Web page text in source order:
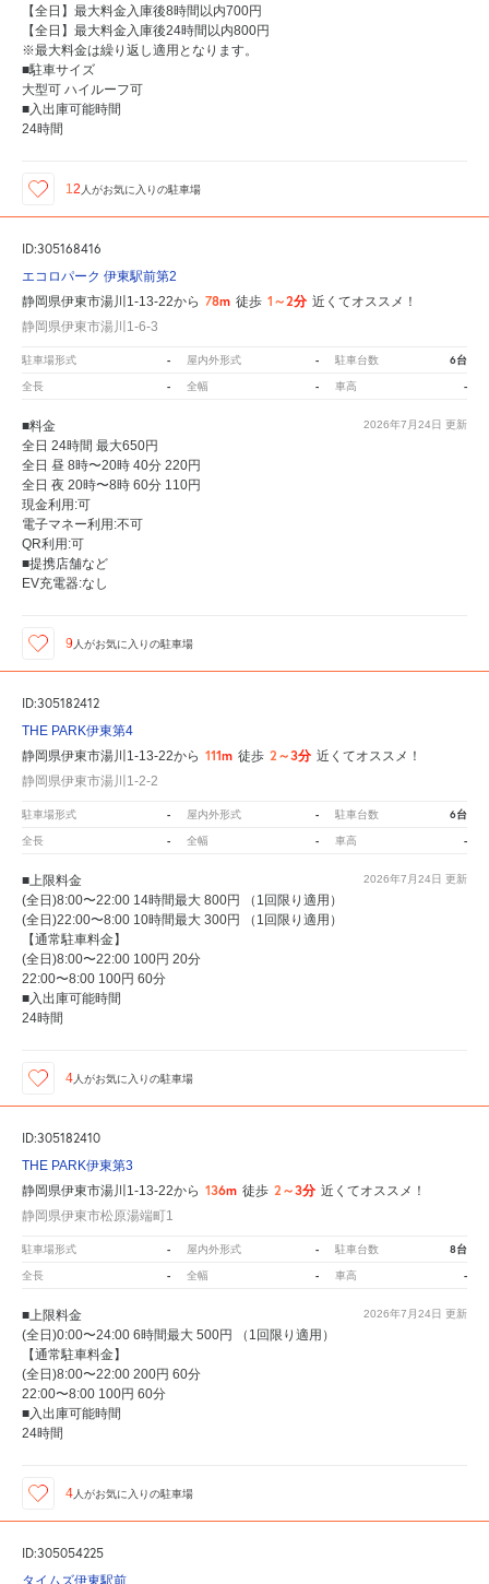
【全日】最大料金入庫後8時間以内700円
【全日】最大料金入庫後24時間以内800円
※最大料金は繰り返し適用となります。
■駐車サイズ
大型可 ハイルーフ可
■入出庫可能時間
24時間
12 人がお気に入りの駐車場
ID:305168416
エコロパーク 伊東駅前第2
静岡県伊東市湯川1-13-22から 78m 徒歩 1～2分 近くてオススメ！
静岡県伊東市湯川1-6-3
駐車場形式 - 屋内外形式 - 駐車台数 6台
全長 - 全幅 - 車高 -
2026年7月24日 更新
■料金
全日 24時間 最大650円
全日 昼 8時〜20時 40分 220円
全日 夜 20時〜8時 60分 110円
現金利用:可
電子マネー利用:不可
QR利用:可
■提携店舗など
EV充電器:なし
9 人がお気に入りの駐車場
ID:305182412
THE PARK伊東第4
静岡県伊東市湯川1-13-22から 111m 徒歩 2～3分 近くてオススメ！
静岡県伊東市湯川1-2-2
駐車場形式 - 屋内外形式 - 駐車台数 6台
全長 - 全幅 - 車高 -
2026年7月24日 更新
■上限料金
(全日)8:00〜22:00 14時間最大 800円 （1回限り適用）
(全日)22:00〜8:00 10時間最大 300円 （1回限り適用）
【通常駐車料金】
(全日)8:00〜22:00 100円 20分
22:00〜8:00 100円 60分
■入出庫可能時間
24時間
4 人がお気に入りの駐車場
ID:305182410
THE PARK伊東第3
静岡県伊東市湯川1-13-22から 136m 徒歩 2～3分 近くてオススメ！
静岡県伊東市松原湯端町1
駐車場形式 - 屋内外形式 - 駐車台数 8台
全長 - 全幅 - 車高 -
2026年7月24日 更新
■上限料金
(全日)0:00〜24:00 6時間最大 500円 （1回限り適用）
【通常駐車料金】
(全日)8:00〜22:00 200円 60分
22:00〜8:00 100円 60分
■入出庫可能時間
24時間
4 人がお気に入りの駐車場
ID:305054225
タイムズ伊東駅前